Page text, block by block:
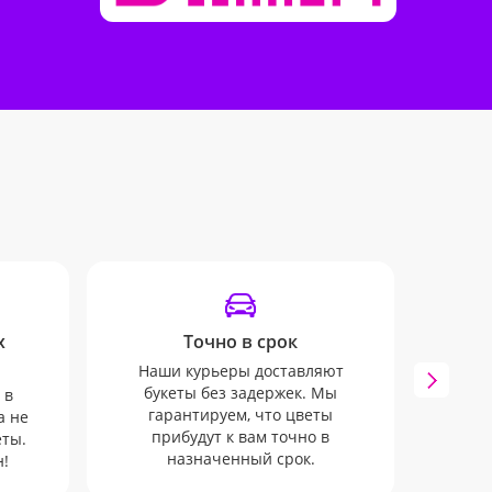
в
не
Точно в срок
Наши курьеры доставляют
букеты без задержек. Мы
гарантируем, что цветы
прибудут к вам точно в
назначенный срок.